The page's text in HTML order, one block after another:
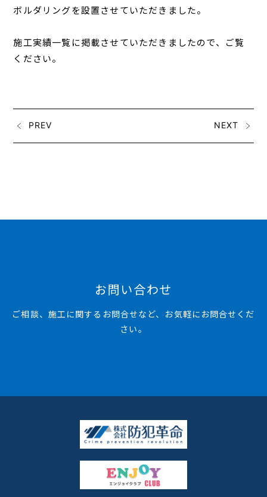
ボルダリングを設置させていただきました。
施工実績一覧に掲載させていただきましたので、ご覧
ください。
PREV NEXT
お問い合わせ
ご相談、施工に関するお問合せなど、お気軽にお問合せくだ
さい。